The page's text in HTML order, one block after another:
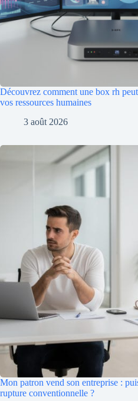
Découvrez comment une box rh
vos ressources humaines
3 août 2026
Mon patron vend son entreprise :
rupture conventionnelle ?